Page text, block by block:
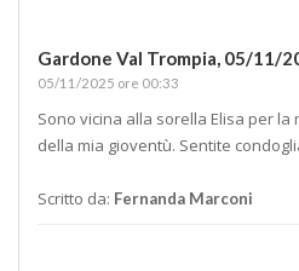
Gardone Val Trompia, 05/11/
05/11/2025 ore 00:33
Sono vicina alla sorella Elisa per la
della mia gioventù. Sentite
Scritto da: Fernanda Marconi